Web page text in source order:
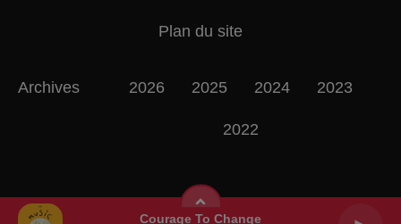
Courage To Change
Plan du site
Archives 2026 2025 2024 2023
2022